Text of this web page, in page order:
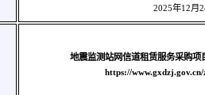
2025年12月
地震监测站网信道租赁服务采购项
https://